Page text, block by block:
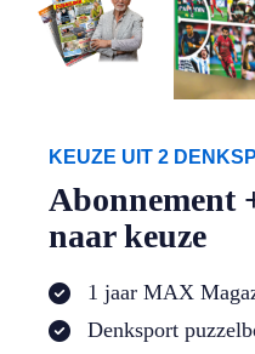
KEUZE UIT 2
Abonnement
naar keuze
1 jaar MAX
Denksport